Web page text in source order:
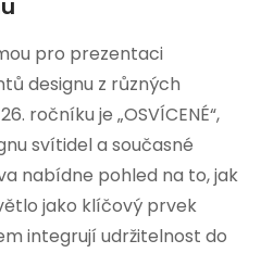
pro prezentaci
designu z různých
ročníku je „OSVÍCENÉ“,
svítidel a současné
nabídne pohled na to, jak
jako klíčový prvek
integrují udržitelnost do